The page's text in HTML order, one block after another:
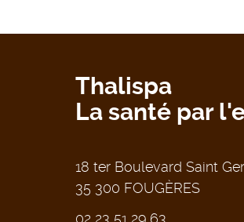
Thalispa
La santé par
18 ter Boulevard Saint
35 300 FOUGÈRES
02 23 51 29 63